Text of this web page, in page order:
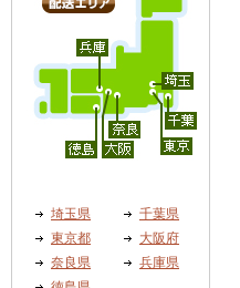
埼玉県
千葉県
東京都
大阪府
奈良県
兵庫県